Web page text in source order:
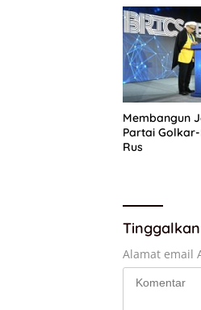
Membangun
Partai
Rus
Alamat email